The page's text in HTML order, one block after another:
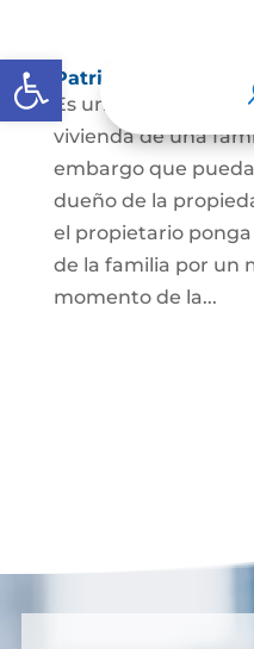
Abrir barra de
Patrimonio de
Es una clase
vivienda de una
embargo que
dueño de la
el propietario
de la familia por un
momento de la...